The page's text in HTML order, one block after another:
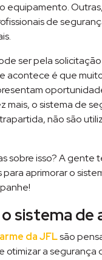
equipamento.
de
ser pela
acontece é que
mais, o sistema de
não são
sobre isso? A gente
para aprimorar o
sistema de
da JFLsão
otimizar a segurança